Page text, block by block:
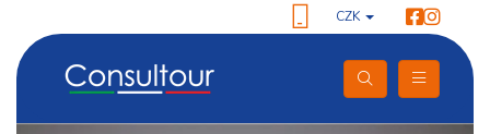
CZK
Pokračování